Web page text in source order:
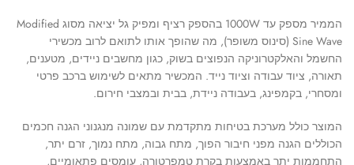
הממיר מספק עד 1000W בהספק רציף ומפיק גל יציאה מסוג Modified
Sine Wave (סינוס משופר), מה שהופך אותו לתואם לרוב מכשירי
החשמל והאלקטרוניקה הנפוצים בשוק, כגון מחשבים ניידים, מטענים,
תאורה, ציוד עבודה וציוד נייד. המכשיר מתאים לשימוש ברכב פרטי
ומסחרי, בקמפינג, בעבודה ניידת, בבית ובמצבי חירום.
המוצר כולל מערכת בטיחות מתקדמת עם שמונה מנגנוני הגנה חכמים
הכוללים הגנה מפני חיבור הפוך, מתח גבוה, מתח נמוך, זרם יתר,
התחממות יתר באמצעות בקרת טמפרטורה, עומסים פתאומיים,